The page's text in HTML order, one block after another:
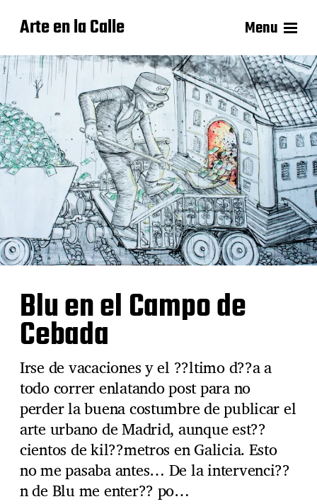
Arte en la Calle Menu
Blu en el Campo de
Cebada
Irse de vacaciones y el ??ltimo d??a a
todo correr enlatando post para no
perder la buena costumbre de publicar el
arte urbano de Madrid, aunque est??
cientos de kil??metros en Galicia. Esto
no me pasaba antes… De la intervenci??
n de Blu me enter?? po…